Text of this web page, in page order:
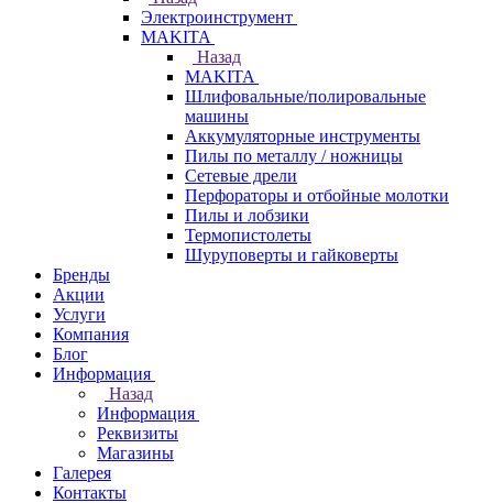
Электроинструмент
МAKITA
Назад
МAKITA
Шлифовальные/полировальные
машины
Аккумуляторные инструменты
Пилы по металлу / ножницы
Сетевые дрели
Перфораторы и отбойные молотки
Пилы и лобзики
Термопистолеты
Шуруповерты и гайковерты
Бренды
Акции
Услуги
Компания
Блог
Информация
Назад
Информация
Реквизиты
Магазины
Галерея
Контакты